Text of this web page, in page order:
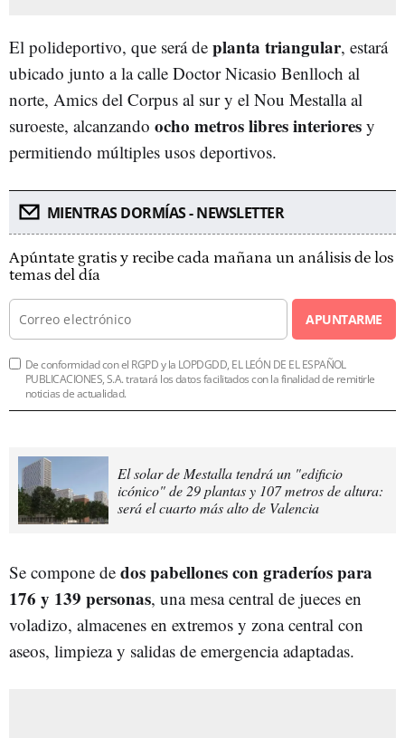
El polideportivo, que será de planta triangular, estará
ubicado junto a la calle Doctor Nicasio Benlloch al
norte, Amics del Corpus al sur y el Nou Mestalla al
suroeste, alcanzando ocho metros libres interiores y
permitiendo múltiples usos deportivos.
MIENTRAS DORMÍAS - NEWSLETTER
Apúntate gratis y recibe cada mañana un análisis de los
temas del día
APUNTARME
De conformidad con el RGPD y la LOPDGDD, EL LEÓN DE EL ESPAÑOL
PUBLICACIONES, S.A. tratará los datos facilitados con la finalidad de remitirle
noticias de actualidad.
El solar de Mestalla tendrá un "edificio
icónico" de 29 plantas y 107 metros de altura:
será el cuarto más alto de Valencia
Se compone de dos pabellones con graderíos para
176 y 139 personas, una mesa central de jueces en
voladizo, almacenes en extremos y zona central con
aseos, limpieza y salidas de emergencia adaptadas.